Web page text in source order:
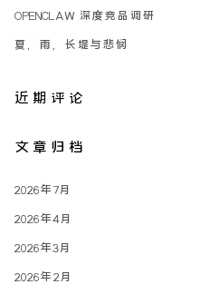
OPENCLAW 深度竞品调研
夏，雨，长堤与悲悯
近期评论
文章归档
2026年7月
2026年4月
2026年3月
2026年2月